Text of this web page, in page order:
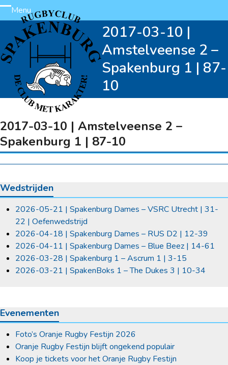
Skip
to
content
Menu
Open
mobile
menu
Close
mobile
menu
2017-03-10 |
Amstelveense 2 –
Spakenburg 1 | 87-
10
2017-03-10 | Amstelveense 2 –
Spakenburg 1 | 87-10
Wedstrijden
2026-05-21 | Spakenburg Dames – VSRC Utrecht | 31-
22 | Oefenwedstrijd
2026-04-18 | Spakenburg Dames – RUS D2 | 12-39
2026-04-11 | Spakenburg Dames – Blue Beez | 14-61
2026-03-28 | Spakenburg 1 – Ascrum 1 | 3-15
2026-03-21 | SpakenBoks 1 – The Dukes 3 | 10-34
Evenementen
Foto’s Oranje Rugby Festijn 2026
Oranje Rugby Festijn blijft ongekend populair
Koop je tickets voor het Oranje Rugby Festijn